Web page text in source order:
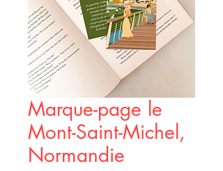
Marque-page le
Mont-Saint-Michel,
Normandie